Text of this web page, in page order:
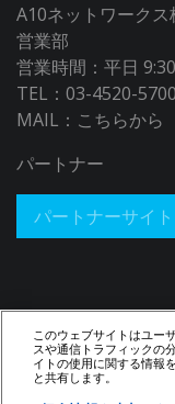
A10ネットワークス
営業部
営業時間：平日
TEL：03-4520-5700
MAIL： こちらから
パートナー
パートナーサイト
© 2026 A10 Networks,
Notices​
このウェブサイトはユー
スや通信トラフィックの
イトの使用に関する情報
と共有します。